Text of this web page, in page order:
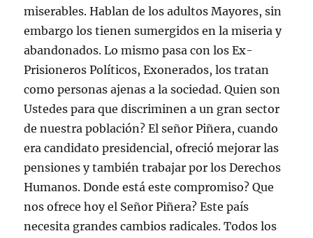
miserables. Hablan de los adultos Mayores, sin
embargo los tienen sumergidos en la miseria y
abandonados. Lo mismo pasa con los Ex-
Prisioneros Políticos, Exonerados, los tratan
como personas ajenas a la sociedad. Quien son
Ustedes para que discriminen a un gran sector
de nuestra población? El señor Piñera, cuando
era candidato presidencial, ofreció mejorar las
pensiones y también trabajar por los Derechos
Humanos. Donde está este compromiso? Que
nos ofrece hoy el Señor Piñera? Este país
necesita grandes cambios radicales. Todos los